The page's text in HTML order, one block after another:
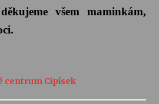
28. 7.–1. 8. 2026
ve Stromovce: Kolchoz a
2026
všem maminkám,
centrum Cipísek